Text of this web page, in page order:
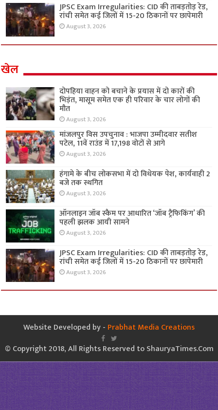
JPSC Exam Irregularities: CID की ताबड़तोड़ रेड,
रांची समेत कई जिलों में 15-20 ठिकानों पर छापेमारी
August 3, 2026
खेल
दोपहिया वाहन को बचाने के प्रयास में दो कारों की
भिड़ंत, मासूम समेत एक ही परिवार के चार लोगों की
मौत
August 3, 2026
मांजलपुर विस उपचुनाव : भाजपा उम्मीदवार सतीश
पटेल, 11वें राउंड में 17,198 वोटों से आगे
August 3, 2026
हंगामे के बीच लोकसभा में दो विधेयक पेश, कार्यवाही 2
बजे तक स्थगित
August 3, 2026
ऑनलाइन जॉब स्कैम पर आधारित ‘जॉब ट्रैफिकिंग’ की
पहली झलक आयी सामने
August 3, 2026
JPSC Exam Irregularities: CID की ताबड़तोड़ रेड,
रांची समेत कई जिलों में 15-20 ठिकानों पर छापेमारी
August 3, 2026
Website Developed by - Prabhat Media Creations
© Copyright 2018, All Rights Reserved to ShauryaTimes.Com